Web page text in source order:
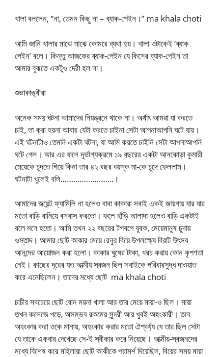
খালা বললেন, “না, তেমন কিছু না – ব্যাক-পেইন।” ma khala choti
আমি জানি খালার মাঝে মাঝে কোমরে ব্যথা হয়। খালা ওটাকেই ‘ব্যাক
পেইন’ বলে। কিন্তু আজকের ব্যাক-পেইন যে কিসের ব্যাক-পেইন তা
আমার বুঝতে একটুও দেরী হল না।
শুভাকাঙ্খীরা
অনেক সময় ঘটনা আমাদের নিয়ন্ত্রনে থাকে না। অর্থাৎ আমরা যা করতে
চাই, তা করা হয়না আবার যেটা করতে চাইনা সেটা আপনাআপনি ঘটে যায়।
এই ঘটনাটাও তেমনি একটা ঘটনা, যা আমি করতে চাইনি সেটা আপনাআপনি
ঘটে গেল। আর এর ফলে দূর্ভাগ্যক্রমে ১৯ বছরের একটা আনকোড়া কুমারী
মেয়েকে চুদতে গিয়ে কিনা তার ৪২ বছর বয়স্ক মা-কে চুদে ফেললাম।
ঘটনাটা খুলেই বলি…………………….।
আমাদের জয়েন্ট ফ্যামিলি না হলেও বাবা কাকারা সবাই একই জায়গায় যার যার
মতো বাড়ি বানিয়ে বসবাস করতো। ফলে হাঁড়ি আলাদা হলেও বাড়ি একটাই
বলে মনে হতো। আমি তখন ২২ বছরের টগবগে যুবক, মেয়েমানুষ চুদায়
ওস্তাদ। আমার ছোট কাকার মেয়ে রেনুর বিয়ে উপলক্ষ্যে বিরাট উৎসব
আনন্দের আয়োজন করা হলো। কাকার ঘুষের টাকা, খরচ করায় কোন কৃপণতা
নেই। কাছের দূরের যত আত্মীয় স্বজন ছিল সবাইকে পরিবারসুদ্ধ দাওয়াত
করে এনেছিলেন। তাদের মধ্যে ছোট ma khala choti
চাচীর সবচেয়ে ছোট বোন ময়না খালা আর তার মেয়ে মায়া-ও ছিল। মায়া
তখন কলেজে পড়ে, অসম্ভব রকমের সুন্দরী আর খুবই অহংকারী। তবে
অহংকার করা ওকে মানায়, অহংকার করার মতো ঐশ্বর্য্য যে তার ছিল সেটা
যে তাকে একবার দেখেছে সে-ই স্বীকার করে নিয়েছে। আত্মীয়-স্বজনদের
মধ্যে বিশেষ করে মহিলারা ছোট কাকীকে পরামর্শ দিয়েছিল, বিয়ের সময় মায়া